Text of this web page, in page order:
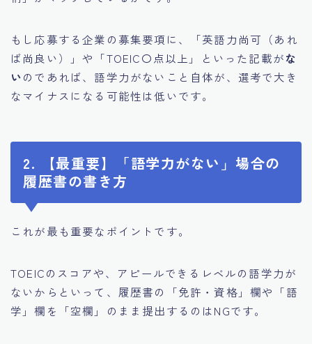
もし応募する企業の募集要項に、「英語力尚可（あれ
ば尚良い）」や「TOEIC〇点以上」といった記載がな
いのであれば、語学力がないこと自体が、選考で大き
なマイナスになる可能性は低いです。
2. 【最重要】「語学力がない」場合の
履歴書の書き方
これが最も重要なポイントです。
TOEICのスコアや、アピールできるレベルの語学力が
ないからといって、履歴書の「免許・資格」欄や「語
学」欄を「空欄」のまま提出するのはNGです。